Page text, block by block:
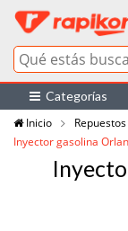
Categorías
Inicio
Inyector gasolina